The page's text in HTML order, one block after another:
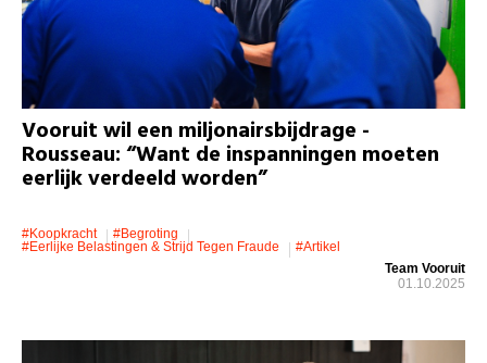
Vooruit wil een miljonairsbijdrage -
Rousseau: “Want de inspanningen moeten
eerlijk verdeeld worden”
#koopkracht
#Begroting
#eerlijke Belastingen & Strijd Tegen Fraude
#artikel
Team Vooruit
01.10.2025